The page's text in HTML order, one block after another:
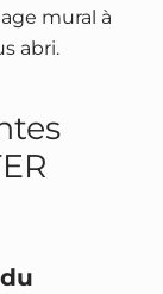
mural à
abri.